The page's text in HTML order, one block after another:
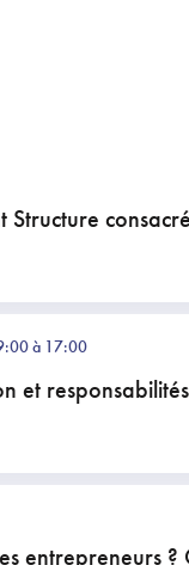
à 17:00
et responsabilités
entrepreneurs ?